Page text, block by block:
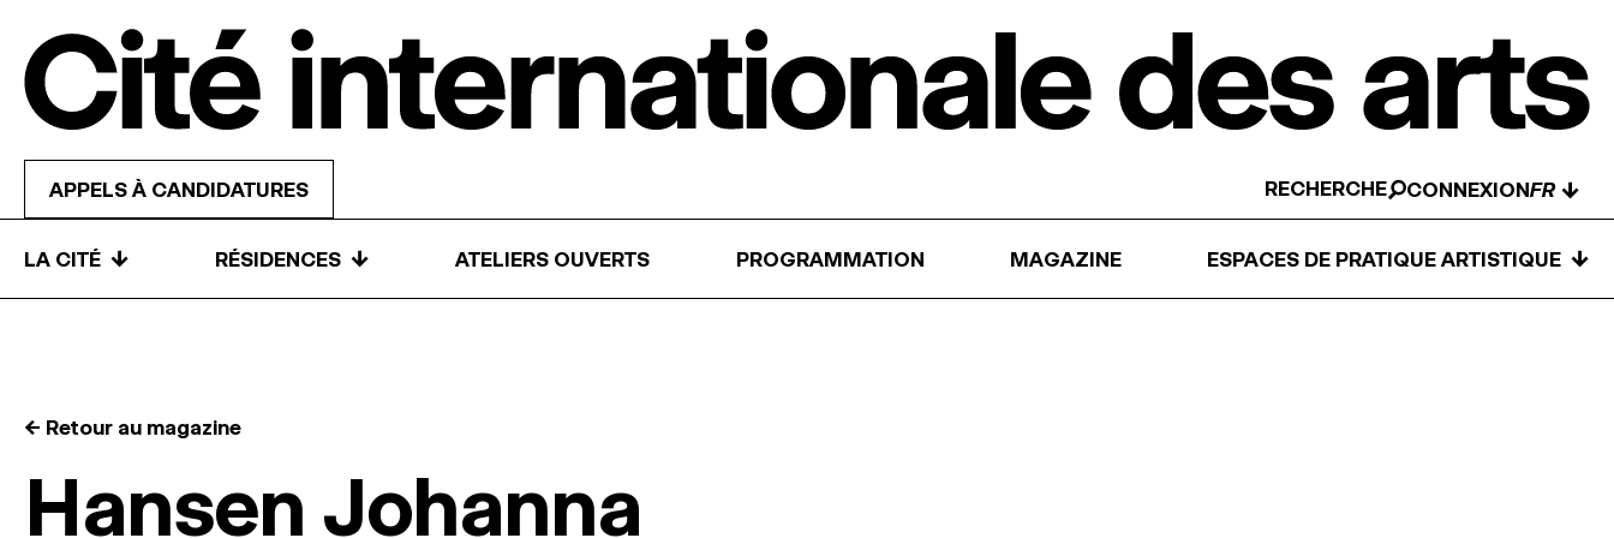
APPELS À CANDIDATURES RECHERCHE CONNEXION ↓
LA CITÉ ↓ RÉSIDENCES ↓ ATELIERS OUVERTS PROGRAMMATION MAGAZINE ESPACES DE PRATIQUE ARTISTIQUE ↓
← Retour au magazine
Hansen Johanna